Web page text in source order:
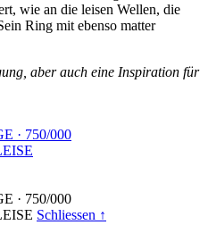
wie an die leisen Wellen, die
Ring mit ebenso matter
aber auch eine Inspiration für
· 750/000
· 750/000
Schliessen ↑